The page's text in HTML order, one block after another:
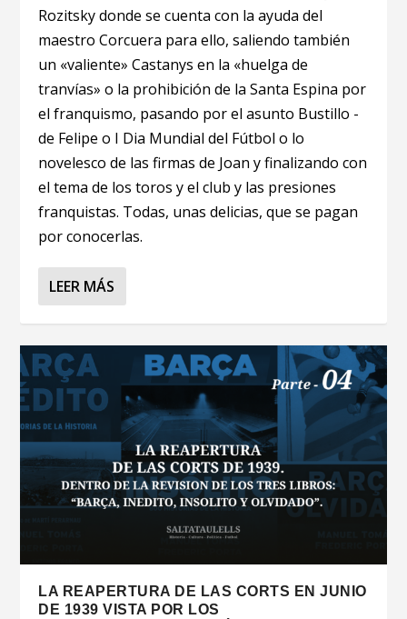
Rozitsky donde se cuenta con la ayuda del
maestro Corcuera para ello, saliendo también
un «valiente» Castanys en la «huelga de
tranvías» o la prohibición de la Santa Espina por
el franquismo, pasando por el asunto Bustillo -
de Felipe o I Dia Mundial del Fútbol o lo
novelesco de las firmas de Joan y finalizando con
el tema de los toros y el club y las presiones
franquistas. Todas, unas delicias, que se pagan
por conocerlas.
LEER MÁS
LA REAPERTURA DE LAS CORTS EN JUNIO
DE 1939 VISTA POR LOS